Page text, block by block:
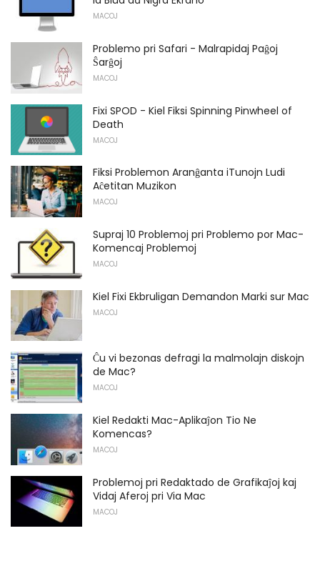
MACOJ
Problemo pri Safari - Malrapidaj Paĝoj
Ŝarĝoj
MACOJ
Fixi SPOD - Kiel Fiksi Spinning Pinwheel of
Death
MACOJ
Fiksi Problemon Aranĝanta iTunojn Ludi
Aĉetitan Muzikon
MACOJ
Supraj 10 Problemoj pri Problemo por Mac-
Komencaj Problemoj
MACOJ
Kiel Fixi Ekbruligan Demandon Marki sur Mac
MACOJ
Ĉu vi bezonas defragi la malmolajn diskojn
de Mac?
MACOJ
Kiel Redakti Mac-Aplikaĵon Tio Ne
Komencas?
MACOJ
Problemoj pri Redaktado de Grafikaĵoj kaj
Vidaj Aferoj pri Via Mac
MACOJ